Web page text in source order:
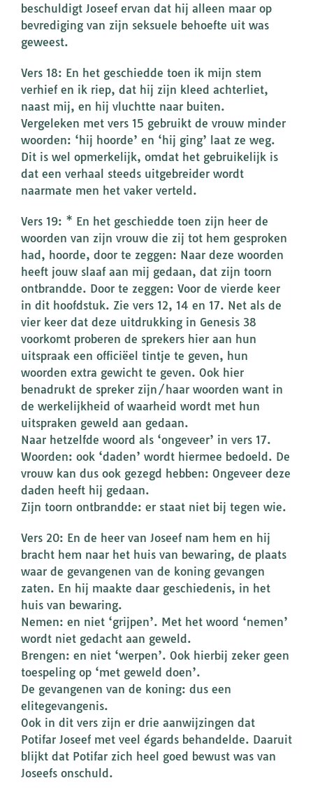
beschuldigt Joseef ervan dat hij alleen maar op
bevrediging van zijn seksuele behoefte uit was
geweest.
Vers 18: En het geschiedde toen ik mijn stem
verhief en ik riep, dat hij zijn kleed achterliet,
naast mij, en hij vluchtte naar buiten.
Vergeleken met vers 15 gebruikt de vrouw minder
woorden: ‘hij hoorde’ en ‘hij ging’ laat ze weg.
Dit is wel opmerkelijk, omdat het gebruikelijk is
dat een verhaal steeds uitgebreider wordt
naarmate men het vaker verteld.
Vers 19: * En het geschiedde toen zijn heer de
woorden van zijn vrouw die zij tot hem gesproken
had, hoorde, door te zeggen: Naar deze woorden
heeft jouw slaaf aan mij gedaan, dat zijn toorn
ontbrandde. Door te zeggen: Voor de vierde keer
in dit hoofdstuk. Zie vers 12, 14 en 17. Net als de
vier keer dat deze uitdrukking in Genesis 38
voorkomt proberen de sprekers hier aan hun
uitspraak een officiëel tintje te geven, hun
woorden extra gewicht te geven. Ook hier
benadrukt de spreker zijn/haar woorden want in
de werkelijkheid of waarheid wordt met hun
uitspraken geweld aan gedaan.
Naar hetzelfde woord als ‘ongeveer’ in vers 17.
Woorden: ook ‘daden’ wordt hiermee bedoeld. De
vrouw kan dus ook gezegd hebben: Ongeveer deze
daden heeft hij gedaan.
Zijn toorn ontbrandde: er staat niet bij tegen wie.
Vers 20: En de heer van Joseef nam hem en hij
bracht hem naar het huis van bewaring, de plaats
waar de gevangenen van de koning gevangen
zaten. En hij maakte daar geschiedenis, in het
huis van bewaring.
Nemen: en niet ‘grijpen’. Met het woord ‘nemen’
wordt niet gedacht aan geweld.
Brengen: en niet ‘werpen’. Ook hierbij zeker geen
toespeling op ‘met geweld doen’.
De gevangenen van de koning: dus een
elitegevangenis.
Ook in dit vers zijn er drie aanwijzingen dat
Potifar Joseef met veel égards behandelde. Daaruit
blijkt dat Potifar zich heel goed bewust was van
Joseefs onschuld.